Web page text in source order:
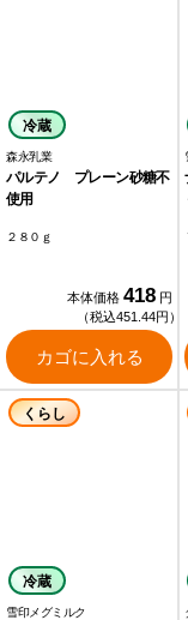
冷蔵
森永乳業
パルテノ プレーン砂糖不
使用
２８０ｇ
本体価格 418 円
（税込451.44円）
カゴに入れる
くらし
冷蔵
雪印メグミルク